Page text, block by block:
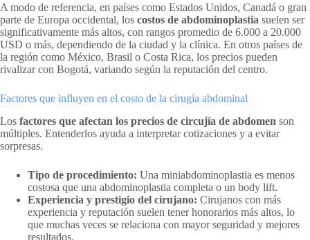
A modo de referencia, en países como Estados Unidos, Canadá o gran
parte de Europa occidental, los costos de abdominoplastia suelen ser
significativamente más altos, con rangos promedio de 6.000 a 20.000
USD o más, dependiendo de la ciudad y la clínica. En otros países de
la región como México, Brasil o Costa Rica, los precios pueden
rivalizar con Bogotá, variando según la reputación del centro.
Factores que influyen en el costo de la cirugía abdominal
Los factores que afectan los precios de circujía de abdomen son
múltiples. Entenderlos ayuda a interpretar cotizaciones y a evitar
sorpresas.
Tipo de procedimiento: Una miniabdominoplastia es menos
costosa que una abdominoplastia completa o un body lift.
Experiencia y prestigio del cirujano: Cirujanos con más
experiencia y reputación suelen tener honorarios más altos, lo
que muchas veces se relaciona con mayor seguridad y mejores
resultados.